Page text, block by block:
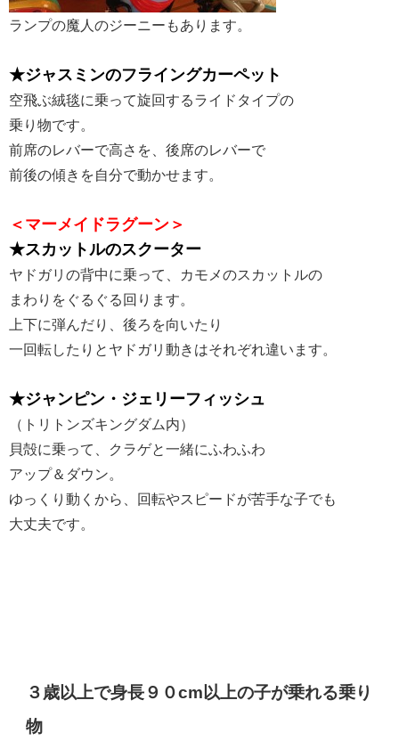
ランプの魔人のジーニーもあります。
★ジャスミンのフライングカーペット
空飛ぶ絨毯に乗って旋回するライドタイプの
乗り物です。
前席のレバーで高さを、後席のレバーで
前後の傾きを自分で動かせます。
＜マーメイドラグーン＞
★スカットルのスクーター
ヤドガリの背中に乗って、カモメのスカットルの
まわりをぐるぐる回ります。
上下に弾んだり、後ろを向いたり
一回転したりとヤドガリ動きはそれぞれ違います。
★ジャンピン・ジェリーフィッシュ
（トリトンズキングダム内）
貝殻に乗って、クラゲと一緒にふわふわ
アップ＆ダウン。
ゆっくり動くから、回転やスピードが苦手な子でも
大丈夫です。
３歳以上で身長９０cm以上の子が乗れる乗り
物